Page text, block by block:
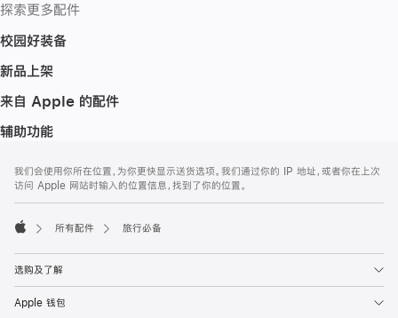
探索更多配件
校园好装备
新品上架
来自 Apple 的配件
辅助功能
页
页
脚
注
我们会使用你所在位置，为你更快显示送货选项。我们通过你的 IP 地址，或者你在上次
访问 Apple 网站时输入的位置信息，找到了你的位置。
所有配件 旅行必备
选购及了解
Apple 钱包